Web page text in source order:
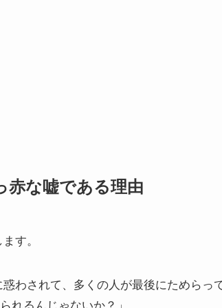
赤な嘘である理由
す。
わされて、多くの人が最後にためらっ